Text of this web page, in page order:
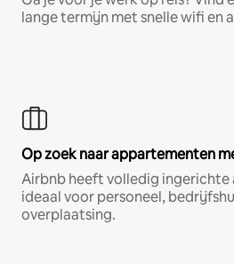
lange termijn met snelle wifi en
Op zoek naar appartementen
Airbnb heeft volledig
ideaal voor personeel,
overplaatsing.